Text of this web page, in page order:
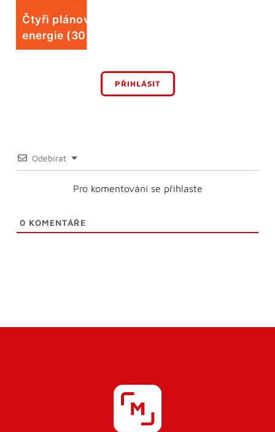
Čtyři plánované odstávky elektrické
energie (30. 7.)
PŘIHLÁSIT
Odebírat
Pro komentování se přihlaste
0 KOMENTÁŘE